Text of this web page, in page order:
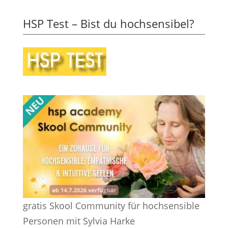
HSP Test – Bist du hochsensibel?
gratis Skool Community für hochsensible
Personen mit Sylvia Harke